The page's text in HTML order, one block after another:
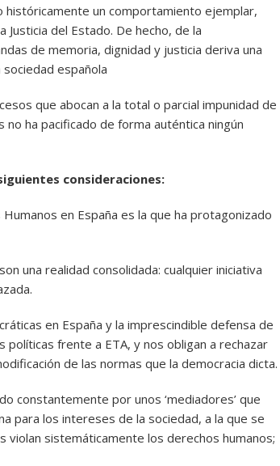
un comportamiento ejemplar,
Justicia del Estado. De hecho, de la
de memoria, dignidad y justicia deriva una
española
que abocan a la total o parcial impunidad de
ha pacificado de forma auténtica ningún
consideraciones:
en España es la que ha protagonizado
una realidad consolidada: cualquier iniciativa
en España y la imprescindible defensa de
frente a ETA, y nos obligan a rechazar
de las normas que la democracia dicta.
constantemente por unos ‘mediadores’ que
para los intereses de la sociedad, a la que se
violan sistemáticamente los derechos humanos;